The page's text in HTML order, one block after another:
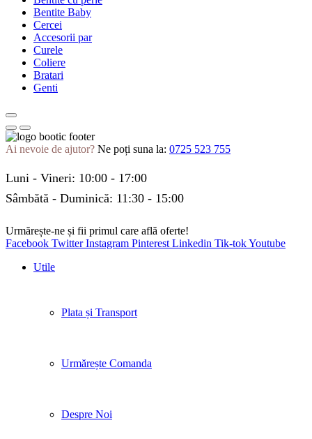
Bentite Baby
Cercei
Accesorii par
Curele
Coliere
Bratari
Genti
Ai nevoie de ajutor? Ne poți suna la: 0725 523 755
Luni - Vineri: 10:00 - 17:00
Sâmbătă - Duminică: 11:30 - 15:00
Urmărește-ne și fii primul care află oferte!
Facebook Twitter Instagram Pinterest Linkedin Tik-tokYoutube
Utile
Plata și Transport
Urmărește Comanda
Despre Noi